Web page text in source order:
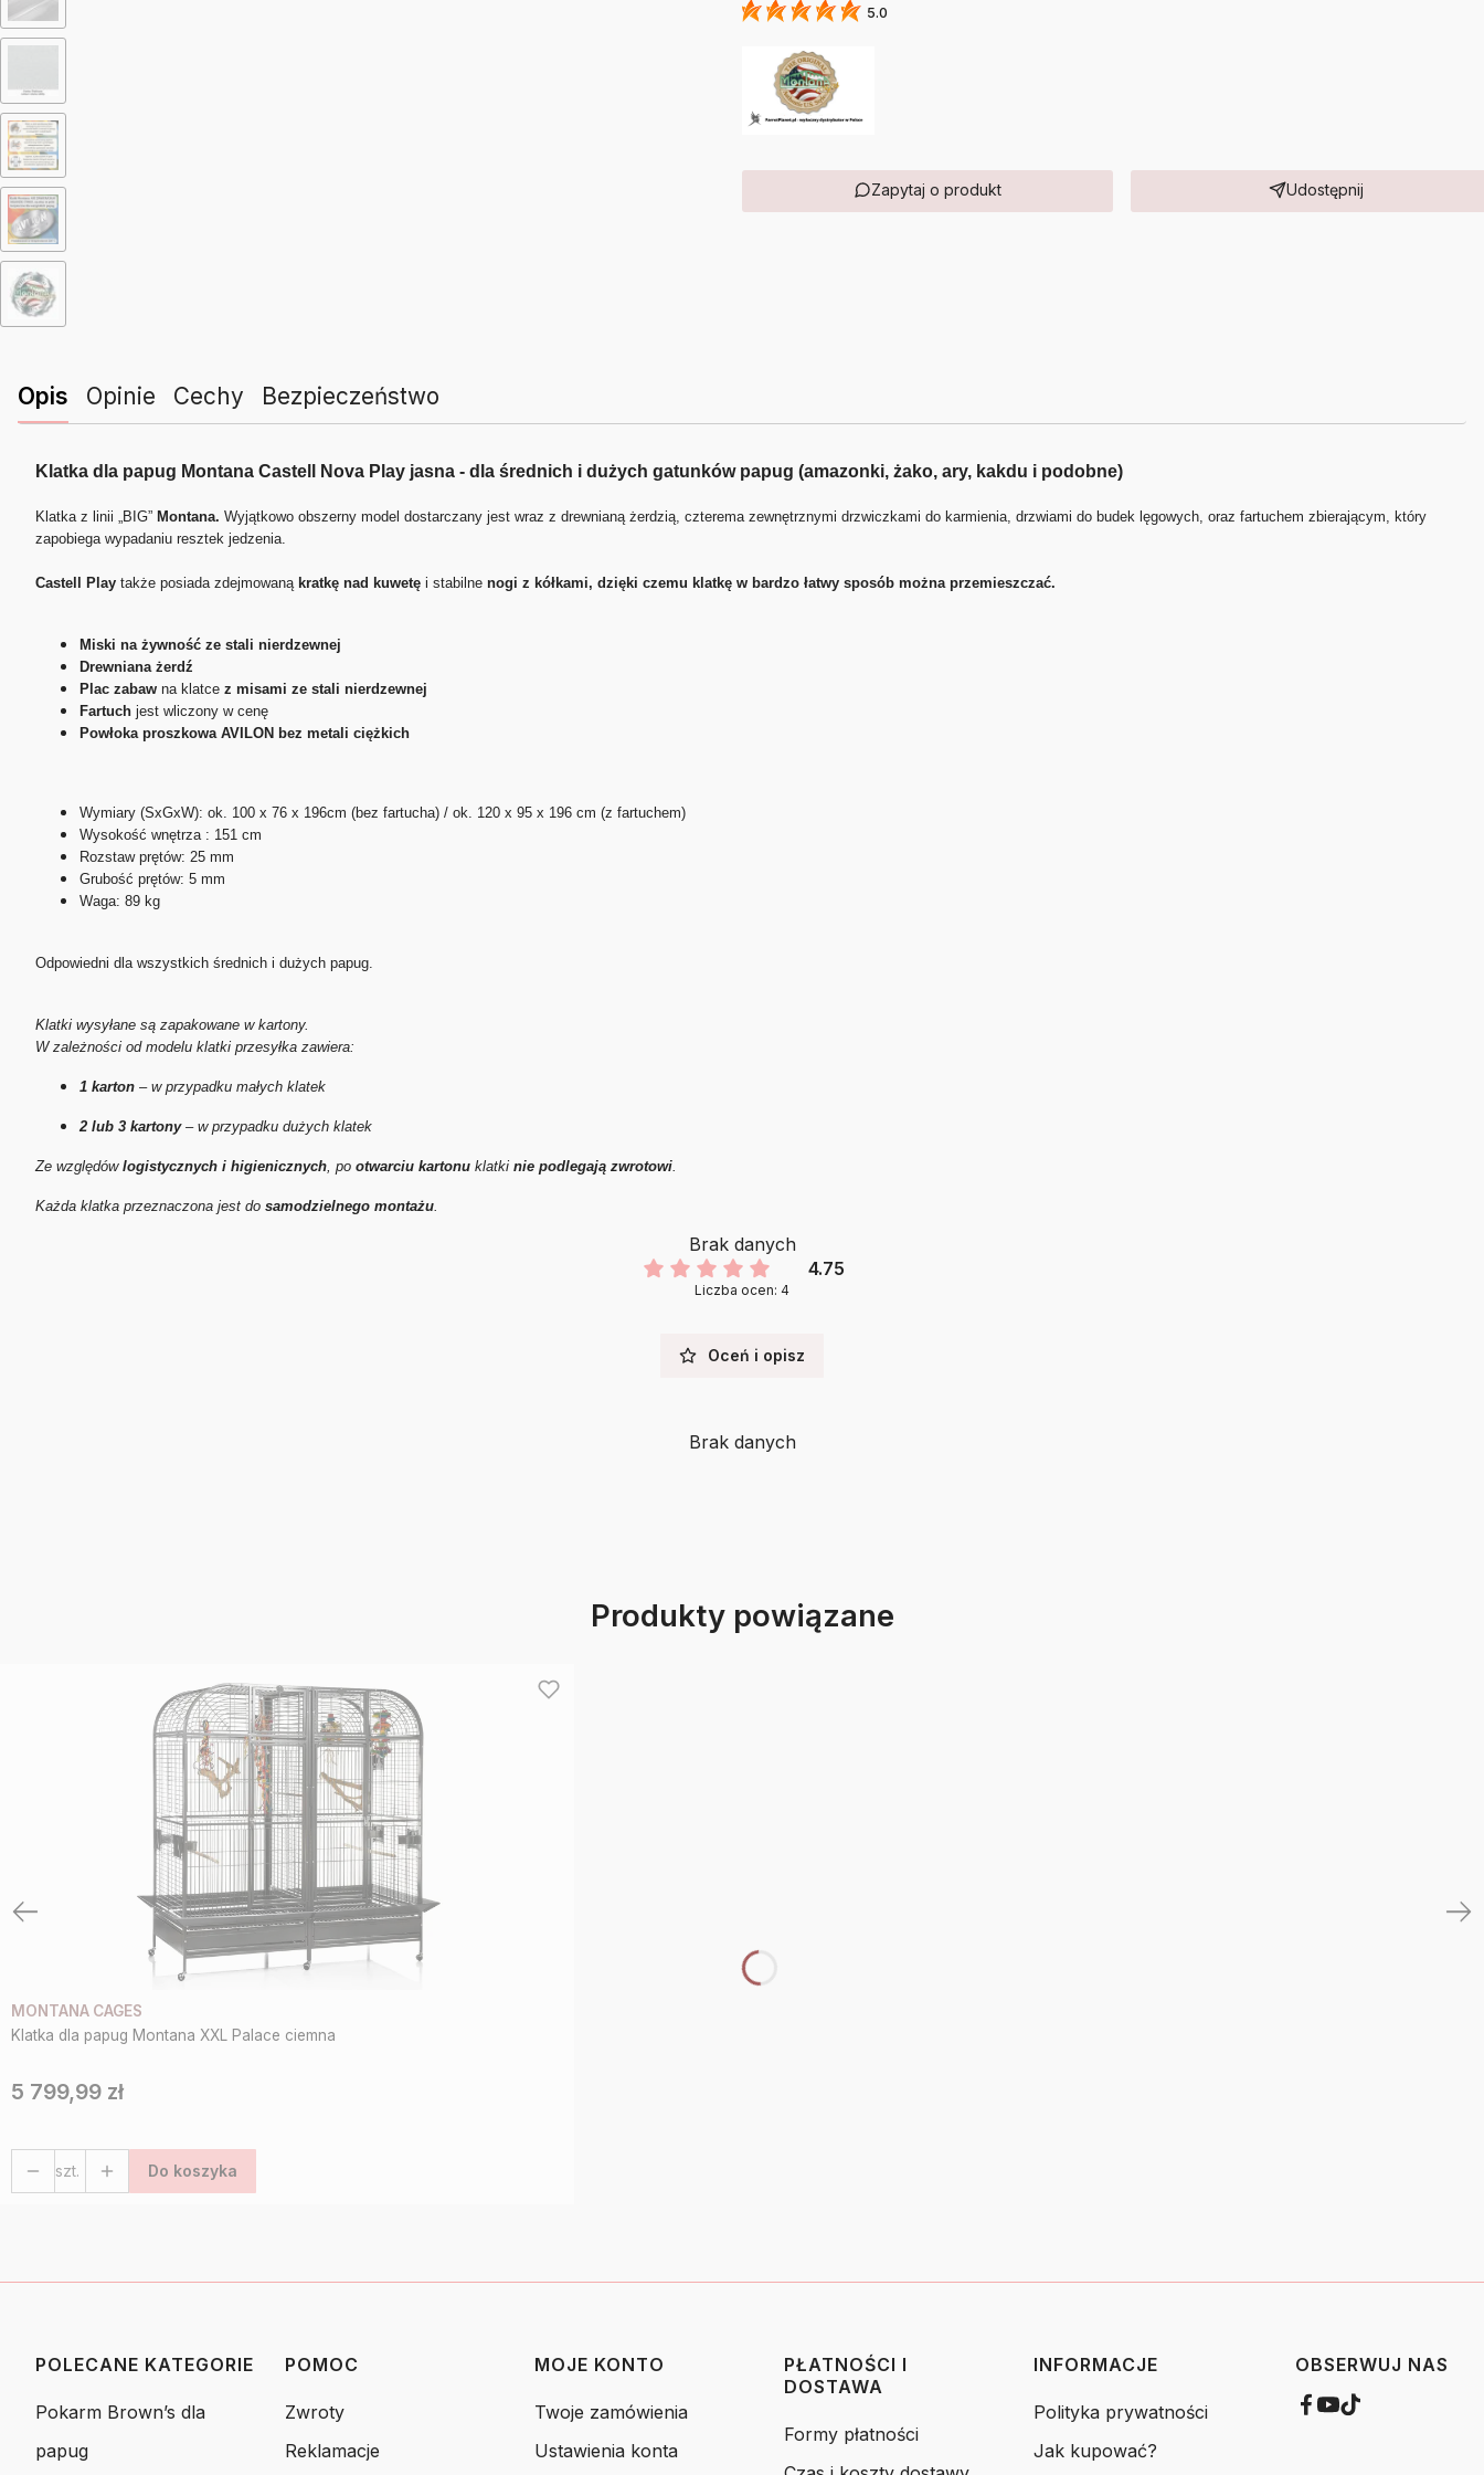
5.0
Zapytaj o produkt Udostępnij
Opis Opinie Cechy Bezpieczeństwo
Klatka dla papug Montana Castell Nova Play jasna - dla średnich i dużych gatunków papug (amazonki, żako, ary, kakdu i podobne)
Klatka z linii „BIG” Montana. Wyjątkowo obszerny model dostarczany jest wraz z drewnianą żerdzią, czterema zewnętrznymi drzwiczkami do karmienia, drzwiami do budek lęgowych, oraz fartuchem zbierającym, który
zapobiega wypadaniu resztek jedzenia.
Castell Play także posiada zdejmowaną kratkę nad kuwetę i stabilne nogi z kółkami, dzięki czemu klatkę w bardzo łatwy sposób można przemieszczać.
Miski na żywność ze stali nierdzewnej
Drewniana żerdź
Plac zabaw na klatce z misami ze stali nierdzewnej
Fartuch jest wliczony w cenę
Powłoka proszkowa AVILON bez metali ciężkich
Wymiary (SxGxW): ok. 100 x 76 x 196cm (bez fartucha) / ok. 120 x 95 x 196 cm (z fartuchem)
Wysokość wnętrza : 151 cm
Rozstaw prętów: 25 mm
Grubość prętów: 5 mm
Waga: 89 kg
Odpowiedni dla wszystkich średnich i dużych papug.
Klatki wysyłane są zapakowane w kartony.
W zależności od modelu klatki przesyłka zawiera:
1 karton – w przypadku małych klatek
2 lub 3 kartony– w przypadku dużych klatek
Ze względów logistycznych i higienicznych , po otwarciu kartonu klatki nie podlegają zwrotowi
Każda klatka przeznaczona jest do samodzielnego montażu
Brak danych
4.75
Liczba ocen: 4
Oceń i opisz
Brak danych
Produkty powiązane
MONTANA CAGES
Klatka dla papug Montana XXL Palace ciemna
Cena
5 799,99 zł
szt. Do koszyka
Linki w stopce
POLECANE KATEGORIE
Pokarm Brown’s dla
papug
POMOC
Zwroty
Reklamacje
MOJE KONTO
Twoje zamówienia
Ustawienia konta
PŁATNOŚCI I
DOSTAWA
Formy płatności
INFORMACJE
Polityka prywatności
Jak kupować?
OBSERWUJ NAS